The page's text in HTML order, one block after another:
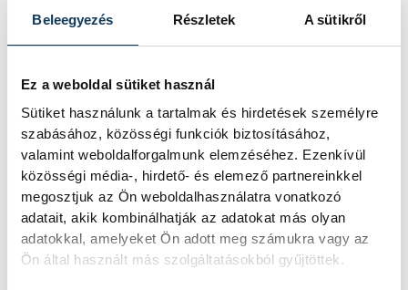
Beleegyezés Részletek A sütikről
Ez a weboldal sütiket használ
Sütiket használunk a tartalmak és hirdetések személyre
szabásához, közösségi funkciók biztosításához,
valamint weboldalforgalmunk elemzéséhez. Ezenkívül
közösségi média-, hirdető- és elemező partnereinkkel
megosztjuk az Ön weboldalhasználatra vonatkozó
adatait, akik kombinálhatják az adatokat más olyan
adatokkal, amelyeket Ön adott meg számukra vagy az
Ön által használt más szolgáltatásokból gyűjtöttek.
Veszprém-rali
Rally Hungary
SZERZŐ
vehir.hu
FOTÓS
Szalai
Csaba